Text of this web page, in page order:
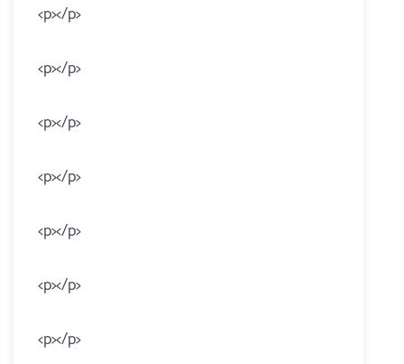
<p></p>
<p></p>
<p></p>
<p></p>
<p></p>
<p></p>
<p></p>